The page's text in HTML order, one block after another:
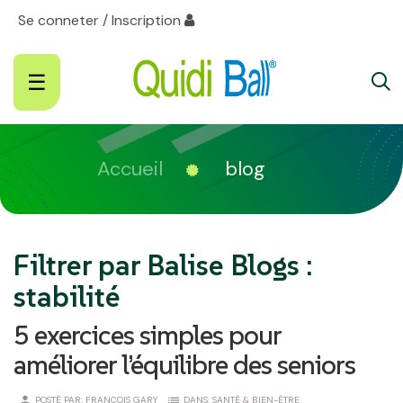
Se conneter / Inscription
Basculer
la
navigation
☰
Accueil blog
Filtrer par Balise Blogs :
stabilité
5 exercices simples pour
améliorer l’équilibre des seniors
POSTÉ PAR: FRANÇOIS GARY DANS: SANTÉ & BIEN-ÊTRE